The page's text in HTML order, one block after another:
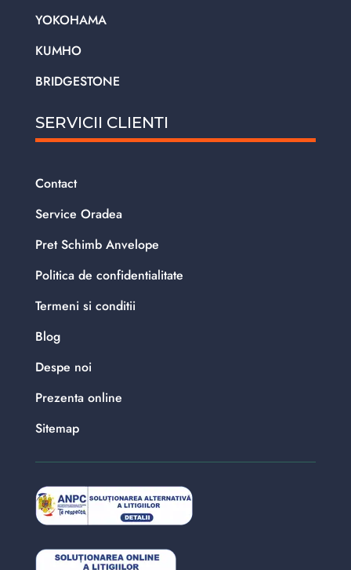
YOKOHAMA
KUMHO
BRIDGESTONE
SERVICII CLIENTI
Contact
Service Oradea
Pret Schimb Anvelope
Politica de confidentialitate
Termeni si conditii
Blog
Despe noi
Prezenta online
Sitemap